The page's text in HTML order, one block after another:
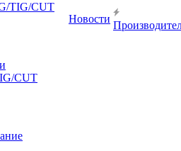
TIG/CUT
CUT
Новости